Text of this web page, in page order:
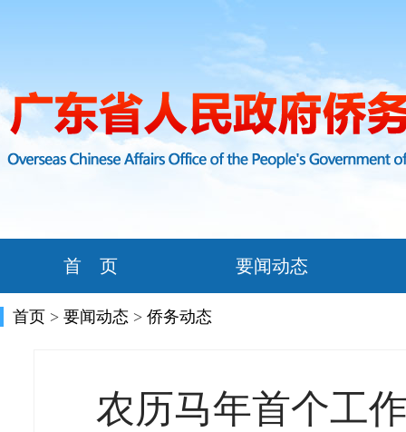
首 页 要闻动态
首页 > 要闻动态 > 侨务动态
农历马年首个工